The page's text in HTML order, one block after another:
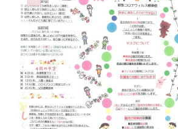
Failed to initialize plugin: wplink